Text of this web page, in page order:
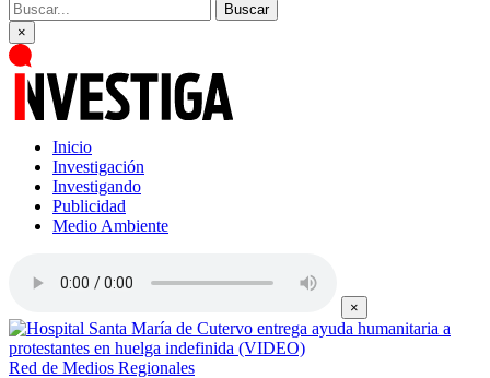
Buscar
×
Inicio
Investigación
Investigando
Publicidad
Medio Ambiente
×
Red de Medios Regionales